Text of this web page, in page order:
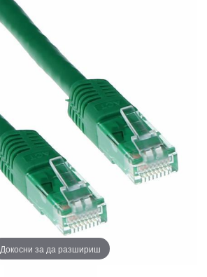
Докосни за да разшириш